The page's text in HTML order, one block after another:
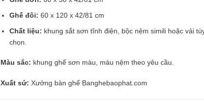
Ghế đôi:60 x 120 x 42/81 cm
Chất liệu: khung sắt sơn tĩnh điện, bộc nệm simili hoặc vải
chọn.
Màu sắc: khung ghế sơn màu, màu nệm theo yêu cầu.
Xuất sứ: Xưởng bàn ghế Banghebaophat.com